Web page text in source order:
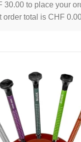
30.00to place your
order total is CHF